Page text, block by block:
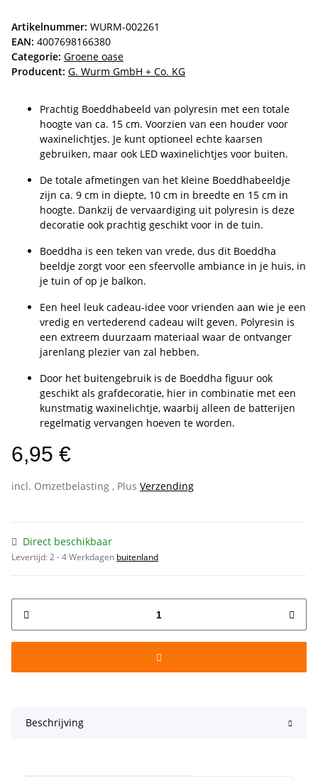
Artikelnummer: WURM-002261
EAN: 4007698166380
Categorie: Groene oase
Producent: G. Wurm GmbH + Co. KG
Prachtig Boeddhabeeld van polyresin met een totale
hoogte van ca. 15 cm. Voorzien van een houder voor
waxinelichtjes. Je kunt optioneel echte kaarsen
gebruiken, maar ook LED waxinelichtjes voor buiten.
De totale afmetingen van het kleine Boeddhabeeldje
zijn ca. 9 cm in diepte, 10 cm in breedte en 15 cm in
hoogte. Dankzij de vervaardiging uit polyresin is deze
decoratie ook prachtig geschikt voor in de tuin.
Boeddha is een teken van vrede, dus dit Boeddha
beeldje zorgt voor een sfeervolle ambiance in je huis, in
je tuin of op je balkon.
Een heel leuk cadeau-idee voor vrienden aan wie je een
vredig en vertederend cadeau wilt geven. Polyresin is
een extreem duurzaam materiaal waar de ontvanger
jarenlang plezier van zal hebben.
Door het buitengebruik is de Boeddha figuur ook
geschikt als grafdecoratie, hier in combinatie met een
kunstmatig waxinelichtje, waarbij alleen de batterijen
regelmatig vervangen hoeven te worden.
6,95 €
incl. Omzetbelasting , Plus Verzending
Direct beschikbaar
Levertijd:2 - 4 Werkdagen buitenland
Beschrijving